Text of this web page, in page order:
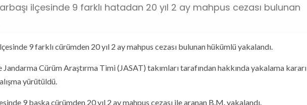
ilçesinde 9 farklı hatadan 20 yıl 2 ay mahpus cezası bulunan
9 farklı cürümden 20 yıl 2 ay mahpus cezası bulunan hükümlü yakalandı.
Jandarma Cürüm Araştırma Timi (JASAT) takımları tarafından hakkında yakalama kararı
yürütüldü.
9 başka cürümden 20 yıl 2 ay mahpus cezası ile aranan B.M. yakalandı.